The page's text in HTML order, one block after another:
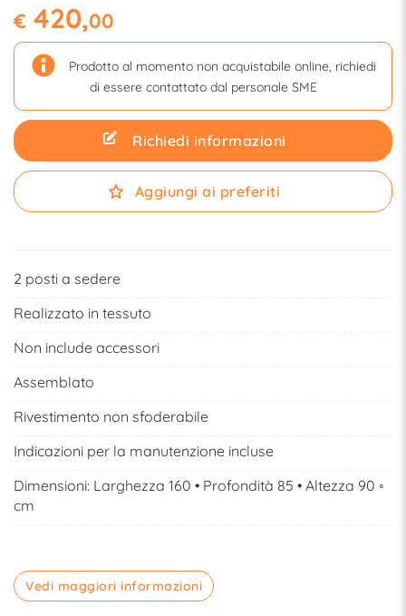
€ 420,00
Prodotto al momento non acquistabile online, richiedi
di essere contattato dal personale SME
Richiedi informazioni
Aggiungi ai preferiti
2 posti a sedere
Realizzato in tessuto
Non include accessori
Assemblato
Rivestimento non sfoderabile
Indicazioni per la manutenzione incluse
Dimensioni: Larghezza 160 • Profondità 85 • Altezza 90 ◦
cm
Vedi maggiori informazioni